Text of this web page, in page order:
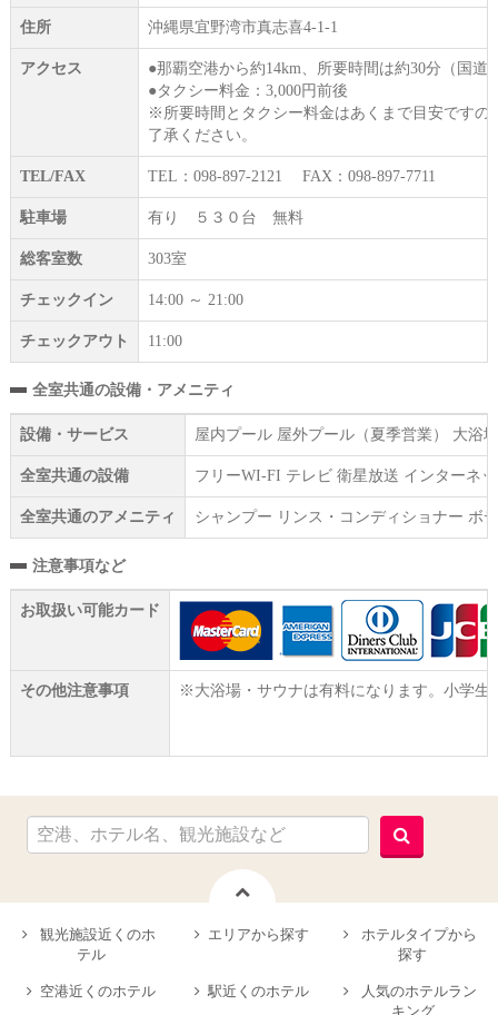
住所 沖縄県宜野湾市真志喜4-1-1
アクセス
●那覇空港から約14km、所要時間は約30分（国
●タクシー料金：3,000円前後
※所要時間とタクシー料金はあくまで目安ですの
了承ください。
TEL/FAX TEL：098-897-2121 FAX：098-897-7711
駐車場 有り ５３０台 無料
総客室数 303室
チェックイン 14:00 ～ 21:00
チェックアウト 11:00
全室共通の設備・アメニティ
設備・サービス 屋内プール 屋外プール（夏季営業） 大浴
全室共通の設備 フリーWI‐FI テレビ 衛星放送 インターネ
全室共通のアメニティ シャンプー リンス・コンディショナー ボ
注意事項など
お取扱い可能カード
その他注意事項 ※大浴場・サウナは有料になります。小学生
観光施設近くのホ
テル
エリアから探す
ホテルタイプから
探す
空港近くのホテル 駅近くのホテル
人気のホテルラン
キング